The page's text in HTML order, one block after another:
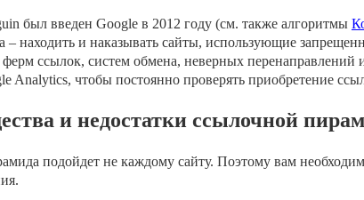
был введен Google в 2012 году (см. также алгоритмы
– находить и наказывать сайты, использующие
ферм ссылок, систем обмена, неверных перенаправлений
Analytics, чтобы постоянно проверять приобретение
и недостатки ссылочной
подойдет не каждому сайту. Поэтому вам